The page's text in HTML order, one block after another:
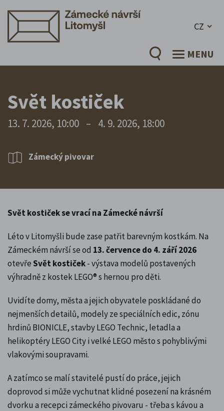
CZ
MENU
Svět kostiček
13. 7. 2026, 10:00 – 4. 9. 2026, 18:00
Zámecký pivovar
Svět kostiček se vrací na Zámecké návrší
Léto v Litomyšli bude zase patřit barevným kostkám. Na
Zámeckém návrší se od 13. července do 4. září 2026
otevřeSvět kostiček- výstava modelů postavených
výhradně z kostek LEGO® s hernou pro děti.
Uvidíte domy, města a jejich obyvatele poskládané do
nejmenších detailů, modely ze speciálních edic, zónu
hrdinů BIONICLE, stavby LEGO Technic, letadla a
helikoptéry LEGO City i velké LEGO město s pohyblivými
vlakovými soupravami.
A zatímco se malí stavitelé pustí do práce, jejich
doprovod si může vychutnat klidné posezení na krásném
dvorku a recepci zámeckého pivovaru - třeba s kávou a